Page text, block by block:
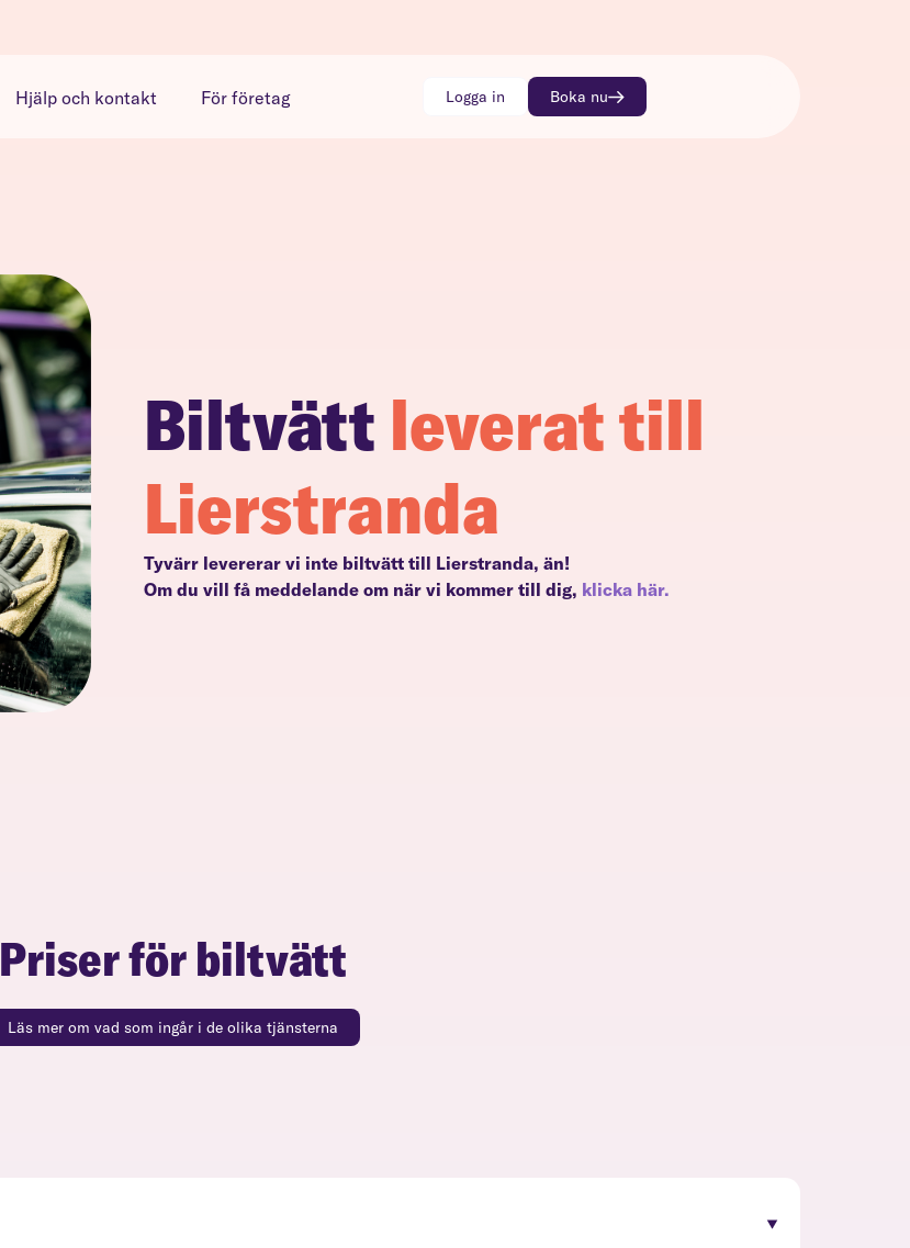
Hjälp och kontakt För företag Logga in Boka nu
Biltvätt leverat till
Lierstranda
Tyvärr levererar vi inte biltvätt till Lierstranda, än!
Om du vill få meddelande om när vi kommer till dig, klicka här.
Priser för biltvätt
Läs mer om vad som ingår i de olika tjänsterna